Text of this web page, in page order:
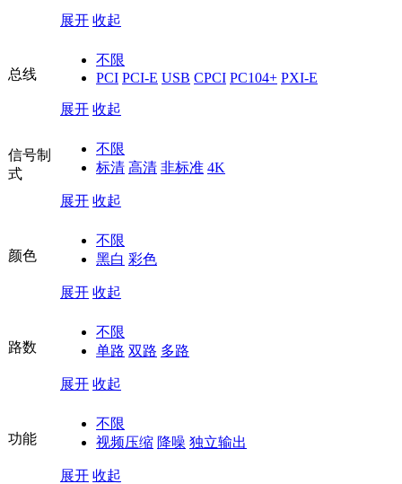
展开 收起
总线
不限
PCI PCI-E USB CPCI PC104+ PXI-E
展开 收起
信号制
式
不限
标清 高清 非标准 4K
展开 收起
颜色
不限
黑白 彩色
展开 收起
路数
不限
单路 双路 多路
展开 收起
功能
不限
视频压缩 降噪 独立输出
展开 收起